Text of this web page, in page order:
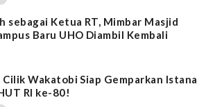
sebagai Ketua RT, Mimbar Masjid
Baru UHO Diambil Kembali
Cilik Wakatobi Siap Gemparkan Istana
RI ke-80!